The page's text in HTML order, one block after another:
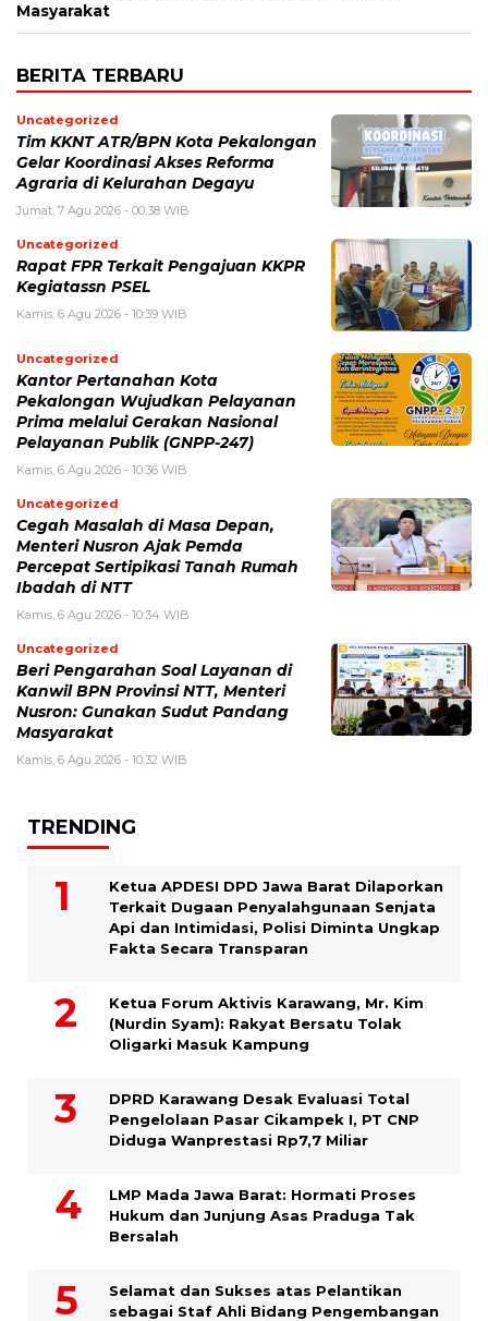
Masyarakat
BERITA TERBARU
Uncategorized
Tim KKNT ATR/BPN Kota Pekalongan
Gelar Koordinasi Akses Reforma
Agraria di Kelurahan Degayu
Jumat, 7 Agu 2026 - 00:38 WIB
Uncategorized
Rapat FPR Terkait Pengajuan KKPR
Kegiatassn PSEL
Kamis, 6 Agu 2026 - 10:39 WIB
Uncategorized
Kantor Pertanahan Kota
Pekalongan Wujudkan Pelayanan
Prima melalui Gerakan Nasional
Pelayanan Publik (GNPP-247)
Kamis, 6 Agu 2026 - 10:36 WIB
Uncategorized
Cegah Masalah di Masa Depan,
Menteri Nusron Ajak Pemda
Percepat Sertipikasi Tanah Rumah
Ibadah di NTT
Kamis, 6 Agu 2026 - 10:34 WIB
Uncategorized
Beri Pengarahan Soal Layanan di
Kanwil BPN Provinsi NTT, Menteri
Nusron: Gunakan Sudut Pandang
Masyarakat
Kamis, 6 Agu 2026 - 10:32 WIB
TRENDING
Ketua APDESI DPD Jawa Barat Dilaporkan
Terkait Dugaan Penyalahgunaan Senjata
Api dan Intimidasi, Polisi Diminta Ungkap
Fakta Secara Transparan
Ketua Forum Aktivis Karawang, Mr. Kim
(Nurdin Syam): Rakyat Bersatu Tolak
Oligarki Masuk Kampung
DPRD Karawang Desak Evaluasi Total
Pengelolaan Pasar Cikampek I, PT CNP
Diduga Wanprestasi Rp7,7 Miliar
LMP Mada Jawa Barat: Hormati Proses
Hukum dan Junjung Asas Praduga Tak
Bersalah
Selamat dan Sukses atas Pelantikan
sebagai Staf Ahli Bidang Pengembangan